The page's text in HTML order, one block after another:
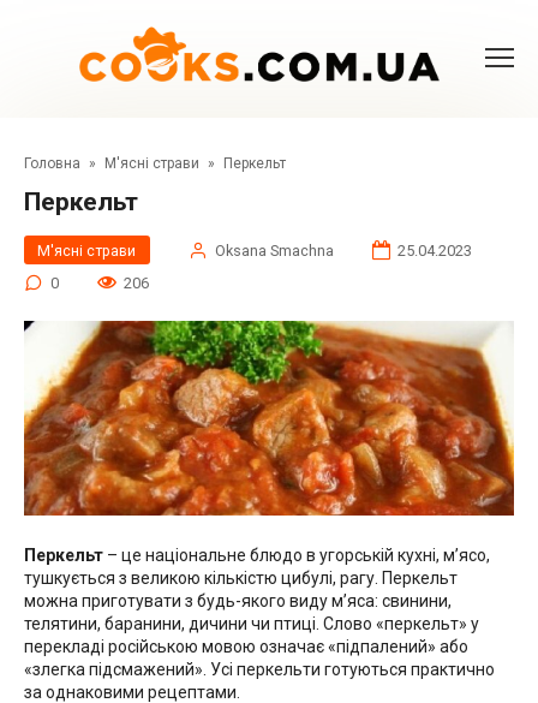
Головна » М'ясні страви » Перкельт
Перкельт
М'ясні страви Oksana Smachna
25.04.2023
0
206
Перкельт – це національне блюдо в угорській кухні, м’ясо,
тушкується з великою кількістю цибулі, рагу. Перкельт
можна приготувати з будь-якого виду м’яса: свинини,
телятини, баранини, дичини чи птиці. Слово «перкельт» у
перекладі російською мовою означає «підпалений» або
«злегка підсмажений». Усі перкельти готуються практично
за однаковими рецептами.